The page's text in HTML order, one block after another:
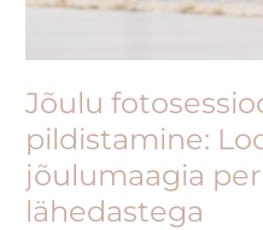
Jõulu
pildistamine:
jõulumaagia
lähedastega